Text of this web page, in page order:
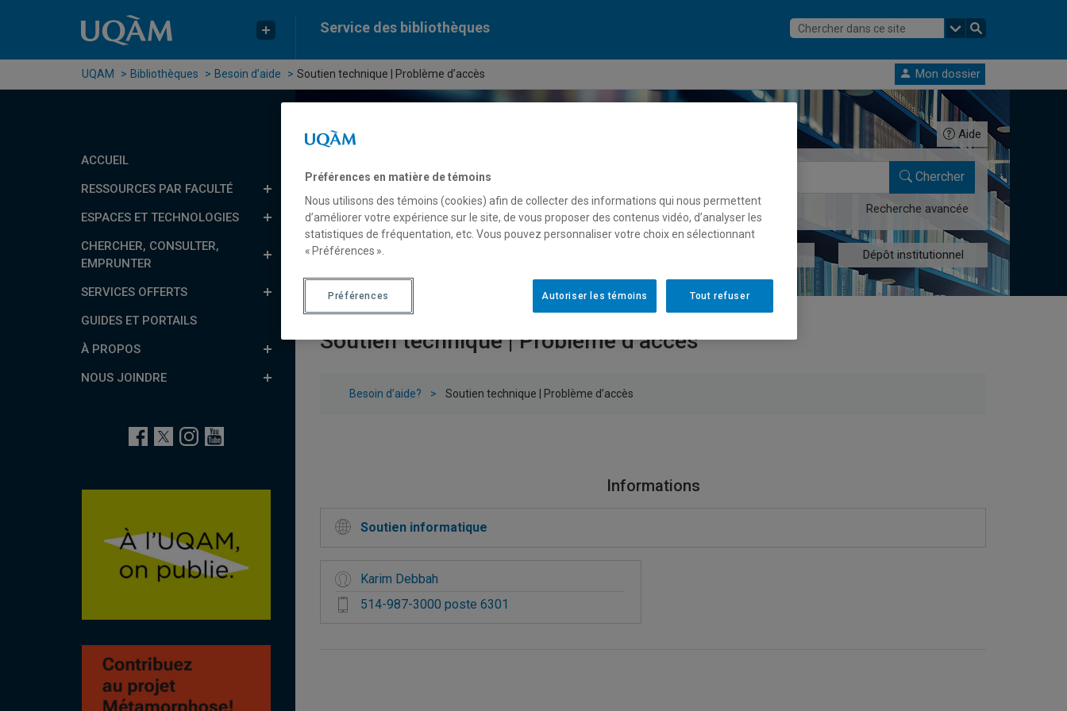
Service des bibliothèques
UQAM Bibliothèques Besoin d’aide Soutien technique | Problème d’accès Mon dossier
ACCUEIL
RESSOURCES PAR FACULTÉ
ESPACES ET TECHNOLOGIES
CHERCHER, CONSULTER,
EMPRUNTER
SERVICES OFFERTS
GUIDES ET PORTAILS
À PROPOS
NOUS JOINDRE
Aide
Rechercher dans le catalogue des bibliothèques de l'UQAM Chercher
Réservede cours Recherche avancée
Bases de données Dépôt institutionnel
Soutien technique | Problème d’accès
Besoin d’aide? Soutien technique | Problème d’accès
Informations
Soutien informatique
Karim Debbah
514-987-3000 poste 6301
Préférences en matière de témoins
Nous utilisons des témoins (cookies) afin de collecter des informations qui nous permettent
d’améliorer votre expérience sur le site, de vous proposer des contenus vidéo, d’analyser les
statistiques de fréquentation, etc. Vous pouvez personnaliser votre choix en sélectionnant
« Préférences ».
Tout refuser
Autoriser les témoins
Préférences